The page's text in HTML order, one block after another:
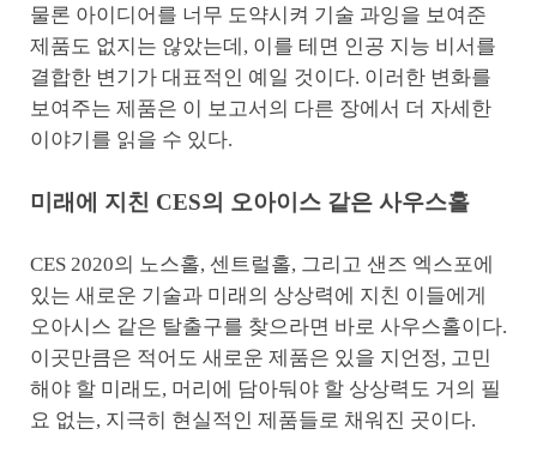
물론 아이디어를 너무 도약시켜 기술 과잉을 보여준
제품도 없지는 않았는데, 이를 테면 인공 지능 비서를
결합한 변기가 대표적인 예일 것이다. 이러한 변화를
보여주는 제품은 이 보고서의 다른 장에서 더 자세한
이야기를 읽을 수 있다.
미래에 지친 CES의 오아이스 같은 사우스홀
CES 2020의 노스홀, 센트럴홀, 그리고 샌즈 엑스포에
있는 새로운 기술과 미래의 상상력에 지친 이들에게
오아시스 같은 탈출구를 찾으라면 바로 사우스홀이다.
이곳만큼은 적어도 새로운 제품은 있을 지언정, 고민
해야 할 미래도, 머리에 담아둬야 할 상상력도 거의 필
요 없는, 지극히 현실적인 제품들로 채워진 곳이다.